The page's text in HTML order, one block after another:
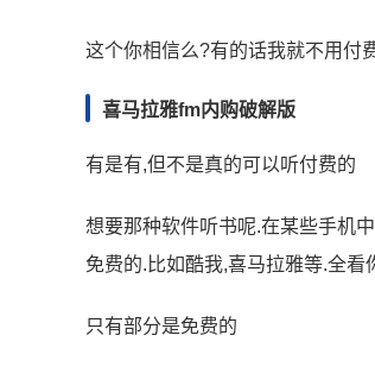
这个你相信么?有的话我就不用付
喜马拉雅fm内购破解版
有是有,但不是真的可以听付费的
想要那种软件听书呢.在某些手机
免费的.比如酷我,喜马拉雅等.全
只有部分是免费的